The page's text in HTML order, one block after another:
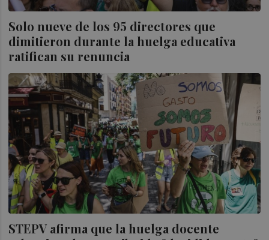
Solo nueve de los 95 directores que
dimitieron durante la huelga educativa
ratifican su renuncia
STEPV afirma que la huelga docente